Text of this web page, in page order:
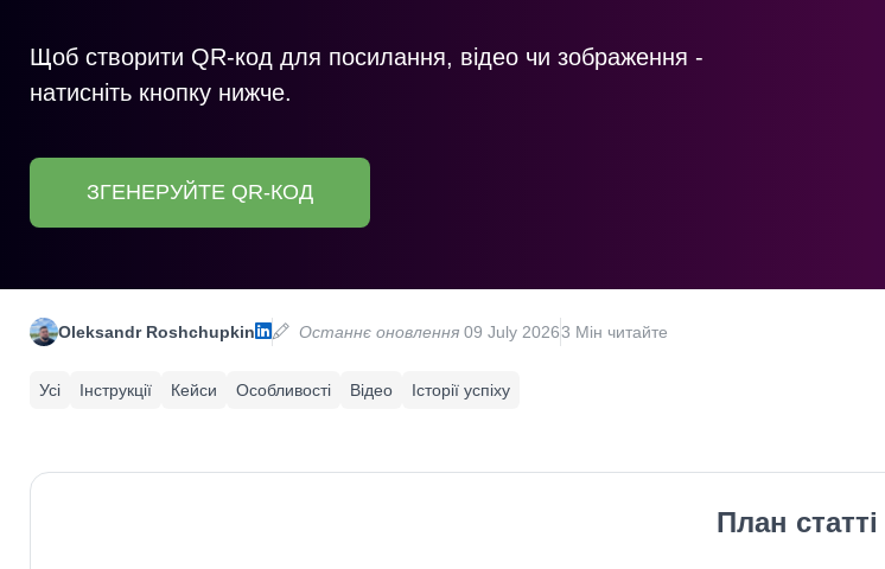
Щоб створити QR-код для посилання, відео чи зображення -
натисніть кнопку нижче.
ЗГЕНЕРУЙТЕ QR-КОД
Oleksandr Roshchupkin Останнє оновлення09 July 20263 Мін читайте
Усі Інструкції Кейси Особливості Відео Історії успіху
План статті